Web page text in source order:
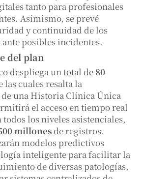
tanto para profesionales
Asimismo, se prevé
y continuidad de los
posibles incidentes.
del plan
despliega un total de 80
las cuales resalta la
una Historia Clínica Única
el acceso en tiempo real
los niveles asistenciales,
millonesde registros.
modelos predictivos
inteligente para facilitar la
de diversas patologías,